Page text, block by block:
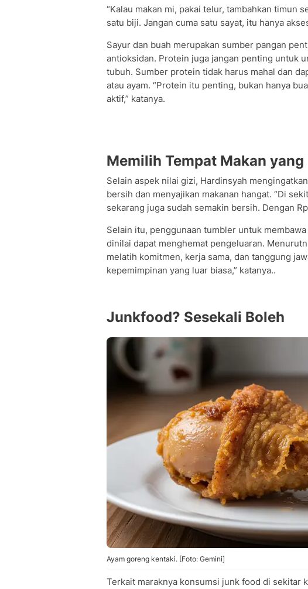
“Kalau makan mi, pakai telur, tambahkan timun
satu biji. Jangan cuma satu sayat, itu hanya
Sayur dan buah merupakan sumber pangan
antioksidan. Protein juga jangan penting untuk
tubuh. Sumber protein tidak harus mahal dan
atau ayam. “Protein itu penting, bukan hanya
aktif,” katanya.
Memilih Tempat Makan yang
Selain aspek nilai gizi, Hardinsyah
bersih dan menyajikan makanan hangat. “Di
sekarang juga sudah semakin bersih. Dengan
Selain itu, penggunaan tumbler untuk
dinilai dapat menghemat pengeluaran.
melatih komitmen, kerja sama, dan tanggung
kepemimpinan yang luar biasa,” katanya..
Junkfood? Sesekali Boleh
Ayam goreng kentaki. [Foto: Gemini]
Terkait maraknya konsumsi junk food di sekitar